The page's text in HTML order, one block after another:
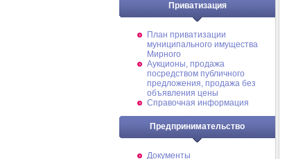
Приватизация
План приватизации
муниципального имущества
Мирного
Аукционы, продажа
посредством публичного
предложения, продажа без
объявления цены
Справочная информация
Предпринимательство
Документы